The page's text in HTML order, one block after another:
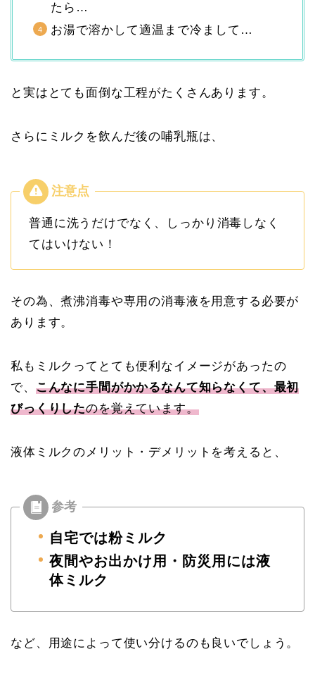
たら…
お湯で溶かして適温まで冷まして…
と実はとても面倒な工程がたくさんあります。
さらにミルクを飲んだ後の哺乳瓶は、
普通に洗うだけでなく、しっかり消毒しなく
てはいけない！
その為、煮沸消毒や専用の消毒液を用意する必要が
あります。
私もミルクってとても便利なイメージがあったの
で、 こんなに手間がかかるなんて知らなくて、最初
びっくりしたのを覚えています。
液体ミルクのメリット・デメリットを考えると、
自宅では粉ミルク
夜間やお出かけ用・ 防災用には液
体ミルク
など、用途によって使い分けるのも良いでしょう。